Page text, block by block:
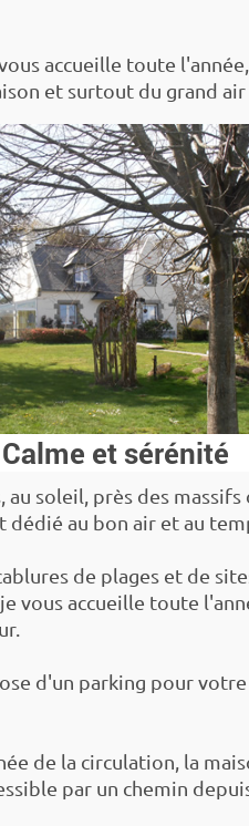
accueille toute
et surtout du grand
Calme et sérénité
au soleil, près des massifs
dédié au bon air et au
de plages et de
vous accueille toute
d'un parking pour votre
de la circulation, la
par un chemin